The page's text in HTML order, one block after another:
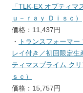
「TLK-EX オプティマ
ｕ－ｒａｙ Ｄｉｓｃ）
価格：11,437円
・
トランスフォーマ
レイ付き／初回限定
ティマスプライム ク
ｓｃ）
価格：15,757円